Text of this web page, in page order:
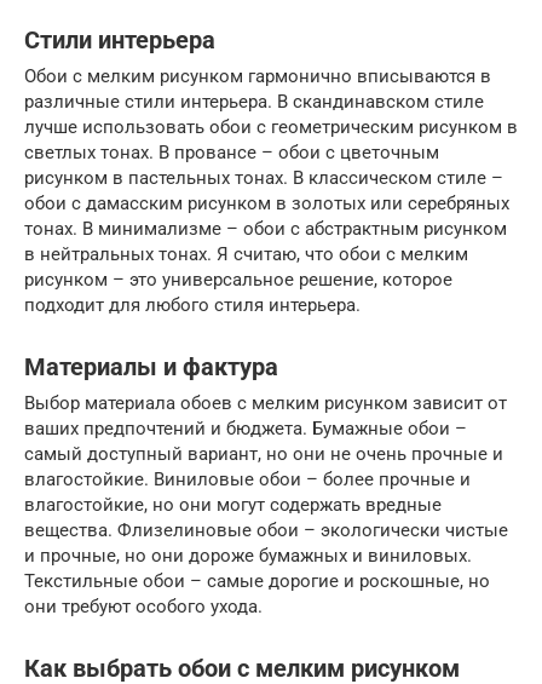
Стили интерьера
Обои с мелким рисунком гармонично вписываются в
различные стили интерьера. В скандинавском стиле
лучше использовать обои с геометрическим рисунком в
светлых тонах. В провансе – обои с цветочным
рисунком в пастельных тонах. В классическом стиле –
обои с дамасским рисунком в золотых или серебряных
тонах. В минимализме – обои с абстрактным рисунком
в нейтральных тонах. Я считаю, что обои с мелким
рисунком – это универсальное решение, которое
подходит для любого стиля интерьера.
Материалы и фактура
Выбор материала обоев с мелким рисунком зависит от
ваших предпочтений и бюджета. Бумажные обои –
самый доступный вариант, но они не очень прочные и
влагостойкие. Виниловые обои – более прочные и
влагостойкие, но они могут содержать вредные
вещества. Флизелиновые обои – экологически чистые
и прочные, но они дороже бумажных и виниловых.
Текстильные обои – самые дорогие и роскошные, но
они требуют особого ухода.
Как выбрать обои с мелким рисунком